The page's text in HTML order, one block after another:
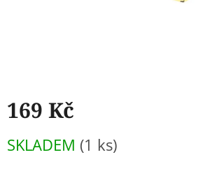
169 Kč
cena:
SKLADEM (1 ks)